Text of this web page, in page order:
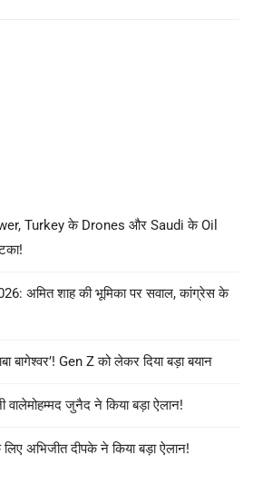
Turkey के Drones और Saudi के Oil
अमित शाह की भूमिका पर सवाल, कांग्रेस के
बागेश्वर’! Gen Z को लेकर दिया बड़ा बयान
वालेमोहम्मद जुनैद ने किया बड़ा ऐलान!
अभिजीत दीपके ने किया बड़ा ऐलान!